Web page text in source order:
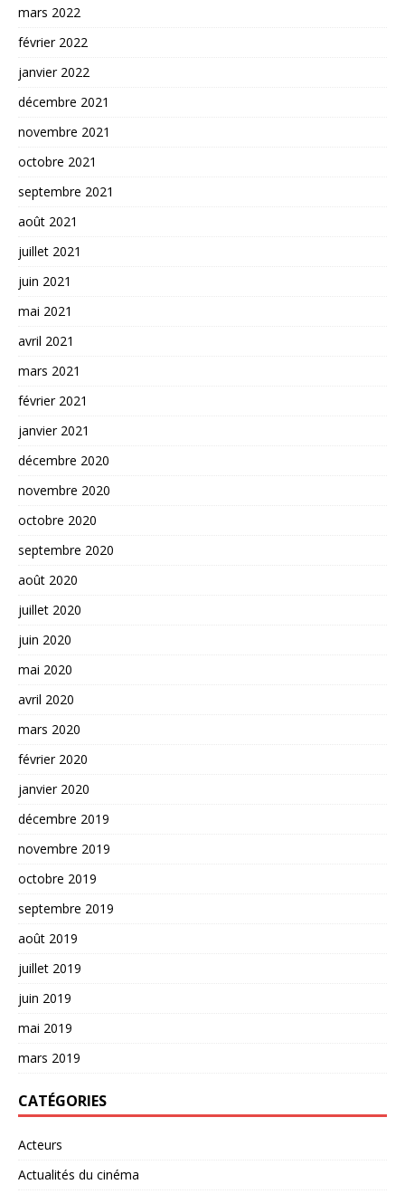
mars 2022
février 2022
janvier 2022
décembre 2021
novembre 2021
octobre 2021
septembre 2021
août 2021
juillet 2021
juin 2021
mai 2021
avril 2021
mars 2021
février 2021
janvier 2021
décembre 2020
novembre 2020
octobre 2020
septembre 2020
août 2020
juillet 2020
juin 2020
mai 2020
avril 2020
mars 2020
février 2020
janvier 2020
décembre 2019
novembre 2019
octobre 2019
septembre 2019
août 2019
juillet 2019
juin 2019
mai 2019
mars 2019
CATÉGORIES
Acteurs
Actualités du cinéma